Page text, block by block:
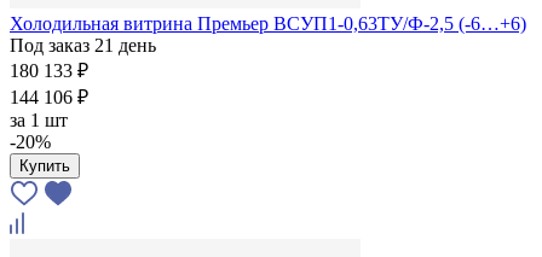
Холодильная витрина Премьер ВСУП1-0,63ТУ/Ф-2,5 (-6…+6)
Под заказ 21 день
180 133 ₽
144 106 ₽
за 1 шт
-20%
Купить